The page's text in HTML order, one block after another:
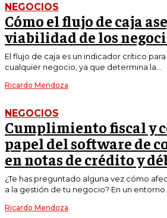
NEGOCIOS
Cómo el flujo de caja
viabilidad de los
El flujo de caja es un indicador crítico
cualquier negocio, ya que determina la...
Ricardo Mendoza
NEGOCIOS
Cumplimiento fiscal y
papel del software de
en notas de crédito y
¿Te has preguntado alguna vez cómo
a la gestión de tu negocio? En un entorno...
Ricardo Mendoza